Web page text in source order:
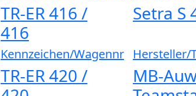
TR-ER 416 /
416
Setra S
Kennzeichen/Wagennr
TR-ER 420 /
Hersteller/
MB-